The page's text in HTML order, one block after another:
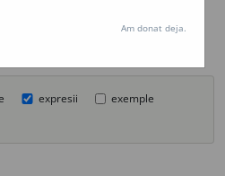
expresii
exemple
Am donat deja.